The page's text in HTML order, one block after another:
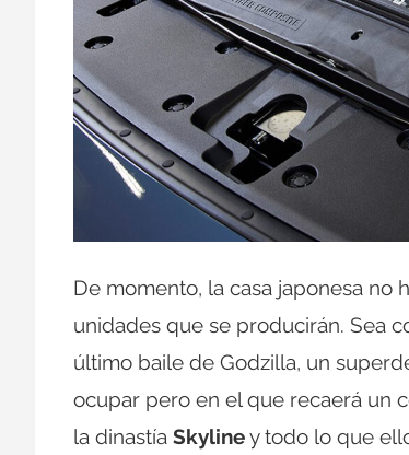
De momento, la casa japonesa
unidades que se producirán. Sea
último baile de Godzilla, un
ocupar pero en el que recaerá un
la dinastía Skyliney todo lo que